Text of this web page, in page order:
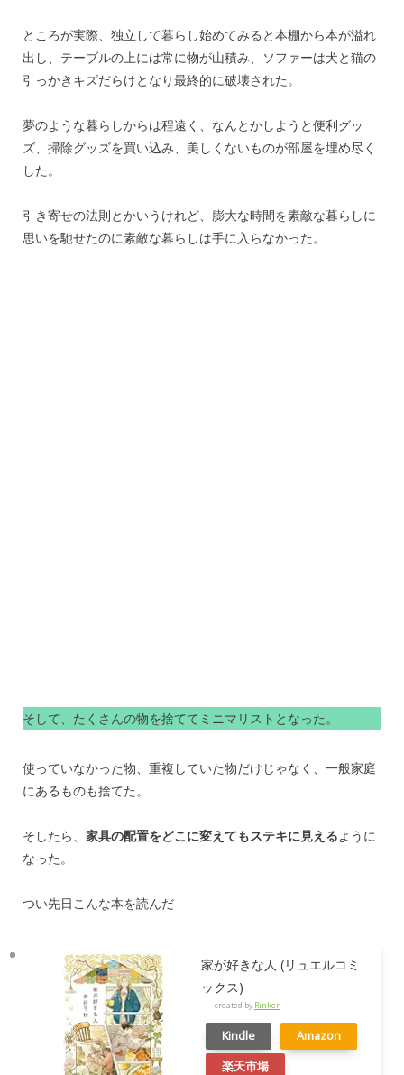
ところが実際、独立して暮らし始めてみると本棚から本が溢れ
出し、テーブルの上には常に物が山積み、ソファーは犬と猫の
引っかきキズだらけとなり最終的に破壊された。
夢のような暮らしからは程遠く、なんとかしようと便利グッ
ズ、掃除グッズを買い込み、美しくないものが部屋を埋め尽く
した。
引き寄せの法則とかいうけれど、膨大な時間を素敵な暮らしに
思いを馳せたのに素敵な暮らしは手に入らなかった。
そして、たくさんの物を捨ててミニマリストとなった。
使っていなかった物、重複していた物だけじゃなく、一般家庭
にあるものも捨てた。
そしたら、 家具の配置をどこに変えてもステキに見えるように
なった。
つい先日こんな本を読んだ
家が好きな人 (リュエルコミ
ックス)
created by Rinker
Kindle
Amazon
楽天市場